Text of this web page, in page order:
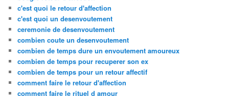
c'est quoi le retour d'affection
c'est quoi un desenvoutement
ceremonie de desenvoutement
combien coute un desenvoutement
combien de temps dure un envoutement amoureux
combien de temps pour recuperer son ex
combien de temps pour un retour affectif
comment faire le retour d'affection
comment faire le rituel d amour